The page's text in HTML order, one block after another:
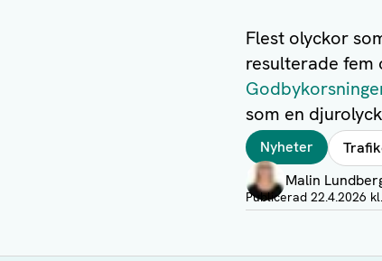
Flest olyckor
resulterade fem
som en
TaggarNyheter
Författare
Malin
Visa profil
Publicerad 22.4.2026